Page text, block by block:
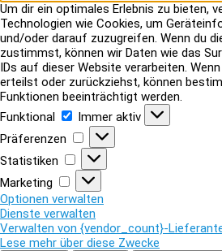
Um dir ein optimales Erlebnis zu bieten,
Technologien wie Cookies, um
und/oder darauf zuzugreifen. Wenn du
zustimmst, können wir Daten wie das
IDs auf dieser Website verarbeiten.
erteilst oder zurückziehst, können
Funktionen beeinträchtigt werden.
Funktional
Funktional
Immer aktiv
Präferenzen
Präferenzen
Statistiken
Statistiken
Marketing
Marketing
Optionen verwalten
Dienste verwalten
Verwalten von {vendor_count}-
Lese mehr über diese Zwecke